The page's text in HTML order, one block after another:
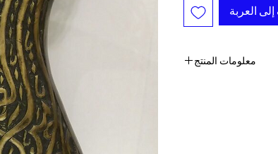
العربة
معلومات المنتج